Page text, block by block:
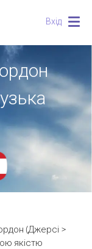
Вхід
(Джерсі >
якістю